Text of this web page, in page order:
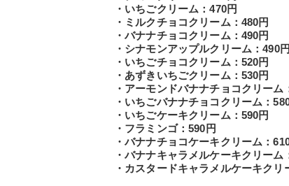
・いちごクリーム：470円
・ミルクチョコクリーム：480円
・バナナチョコクリーム：490円
・シナモンアップルクリーム：490円
・いちごチョコクリーム：520円
・あずきいちごクリーム：530円
・アーモンドバナナチョコクリーム
・いちごバナナチョコクリーム：
・いちごケーキクリーム：590円
・フラミンゴ：590円
・バナナチョコケーキクリーム：
・バナナキャラメルケーキクリーム
・カスタードキャラメルケーキクリ